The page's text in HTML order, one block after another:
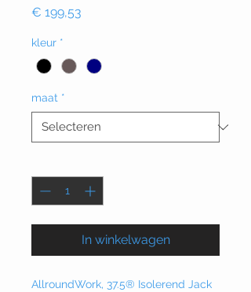
€ 199,53
kleur *
maat *
In winkelwagen
AllroundWork, 37.5® Isolerend Jack